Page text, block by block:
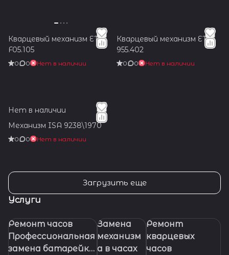
Кварцевый механизм ETA
F05.105
0 0 Нет в наличии
Кварцевый механизм ETA
955.402
0 0 Нет в наличии
Нет в наличии
Механизм ISA 9238\1970
0 0 Нет в наличии
Загрузить еще
Услуги
Ремонт часов
Профессиональная
замена батарейки
Замена
механизм
а в часах
Ремонт
кварцевых
часов